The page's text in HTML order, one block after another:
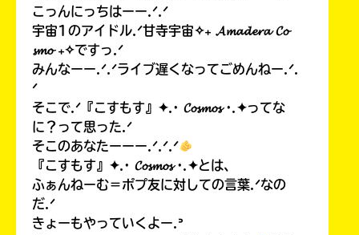
こっんにっちはーー.ᐟ.ᐟ
宇宙1のアイドル.ᐟ甘寺宇宙✧₊ 𝓐𝓶𝓪𝓭𝓮𝓻𝓪 𝓒𝓸
𝓼𝓶𝓸 ₊✧ですっ.ᐟ
みんなーー.ᐟ.ᐟライブ遅くなってごめんねー.ᐟ.
ᐟ
そこで.ᐟ『こすもす』✦.· 𝓒𝓸𝓼𝓶𝓸𝓼 ·.✦ってな
に？って思った.ᐟ
そこのあなたーーー.ᐟ.ᐟ.ᐟ
『こすもす』✦.· 𝓒𝓸𝓼𝓶𝓸𝓼 ·.✦とは、
ふぁんねーむ＝ポプ友に対しての言葉.ᐟなの
だ.ᐟ
きょーもやっていくよー.ᐣ